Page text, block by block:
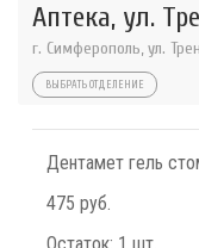
Аптека, ул.
г. Симферополь, ул.
ВЫБРАТЬ ОТДЕЛЕНИЕ
Дентамет гель
475 руб.